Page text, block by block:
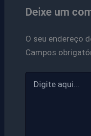
Deixe um
O seu endereço
Campos
aqui...